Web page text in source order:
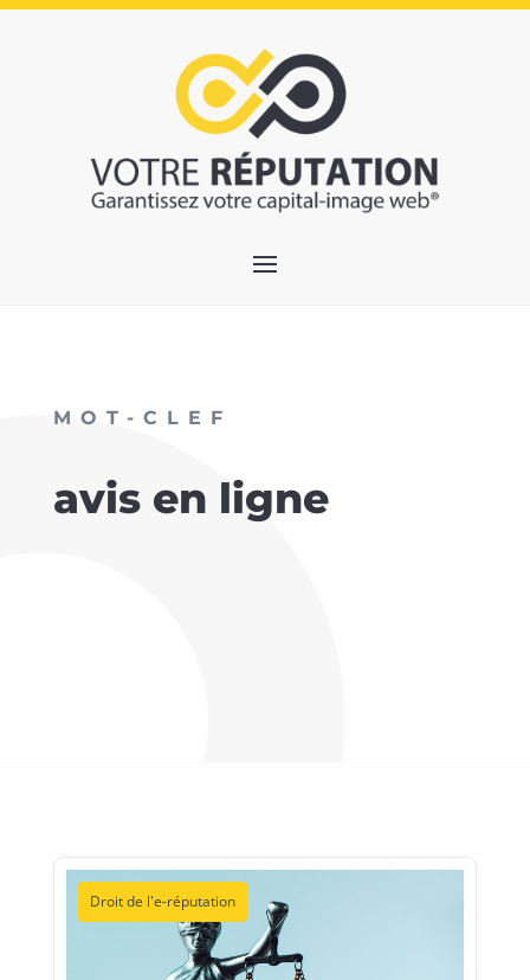
MOT-CLEF
avis en ligne
Droit de l'e-réputation